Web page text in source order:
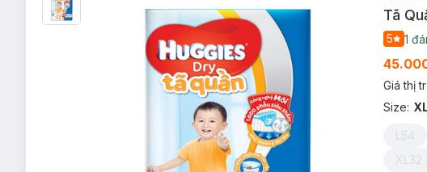
Tã
5 1
Giá thị
Size:
L54
XL32